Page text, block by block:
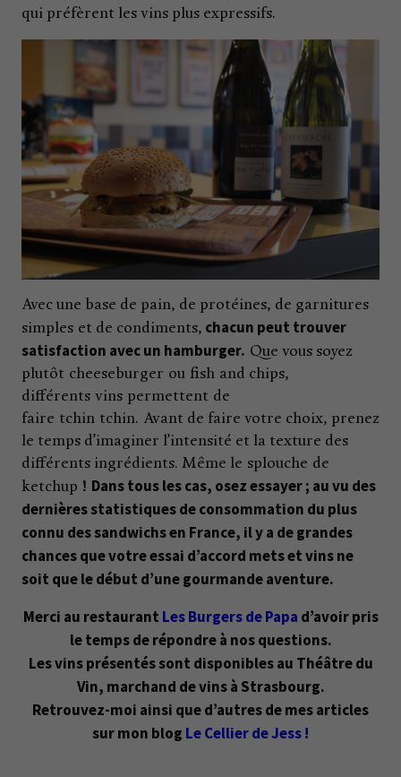
qui préfèrent les vins plus expressifs.
Avec une base de pain, de protéines, de garnitures
simples et de condiments, chacun peut trouver
satisfaction avec un hamburger. Que vous soyez
plutôt cheeseburger ou fish and chips,
différents vins permettent de
faire tchin tchin. Avant de faire votre choix, prenez
le temps d’imaginer l’intensité et la texture des
différents ingrédients. Même le splouche de
ketchup ! Dans tous les cas, osez essayer ; au vu des
dernières statistiques de consommation du plus
connu des sandwichs en France, il y a de grandes
chances que votre essai d’accord mets et vins ne
soit que le début d’une gourmande aventure.
Merci au restaurant Les Burgers de Papa d’avoir pris
le temps de répondre à nos questions.
Les vins présentés sont disponibles au Théâtre du
Vin, marchand de vins à Strasbourg.
Retrouvez-moi ainsi que d’autres de mes articles
sur mon blog Le Cellier de Jess !